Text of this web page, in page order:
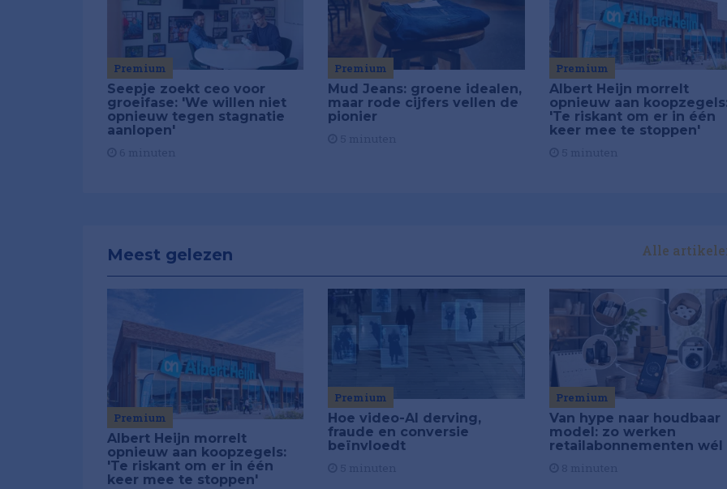
Premium
Seepje zoekt ceo voor
groeifase: 'We willen niet
opnieuw tegen stagnatie
aanlopen'
Premium
Mud Jeans: groene idealen,
maar rode cijfers vellen de
pionier
Premium
Albert Heijn morrelt
opnieuw aan
'Te riskant om er in één
keer mee te stoppen'
Meest gelezen Alle
Premium
Albert Heijn morrelt
opnieuw aan koopzegels:
'Te riskant om er in één
keer mee te stoppen'
Premium
Hoe video-AI derving,
fraude en conversie
beïnvloedt
Premium
Van hype naar houdbaar
model: zo werken
retailabonnementen wél